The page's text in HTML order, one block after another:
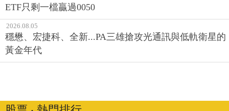
ETF只剩一檔贏過0050
2026.08.05
穩懋、宏捷科、全新...PA三雄搶攻光通訊與低軌衛星的
黃金年代